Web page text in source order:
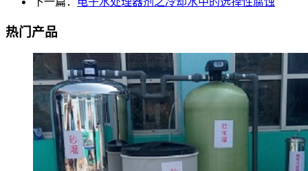
热门产品